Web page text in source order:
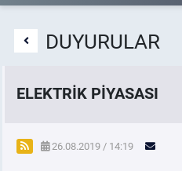
DUYURULAR
ELEKTRİK PİYASASI
SPOT ELEKTRİK PİYASALARI
26.08.2019 / 14:19